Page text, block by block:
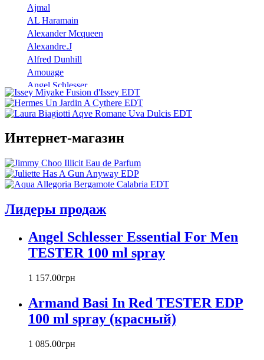
Ajmal
AL Haramain
Alexander Mcqueen
Alexandre.J
Alfred Dunhill
Amouage
Angel Schlesser
Anna Sui
Annayake
Antonio Banderas
Armaf
Armand Basi
Atelier Cologne
Badgley Mischka
Banana Republic
Barex
Beyonce
Biotherm
Blumarine
Bottega Veneta
Интернет-магазин
Лидеры продаж
Angel Schlesser Essential For Men
TESTER 100 ml spray
1 157.00грн
Armand Basi In Red TESTER EDP
100 ml spray (красный)
1 085.00грн